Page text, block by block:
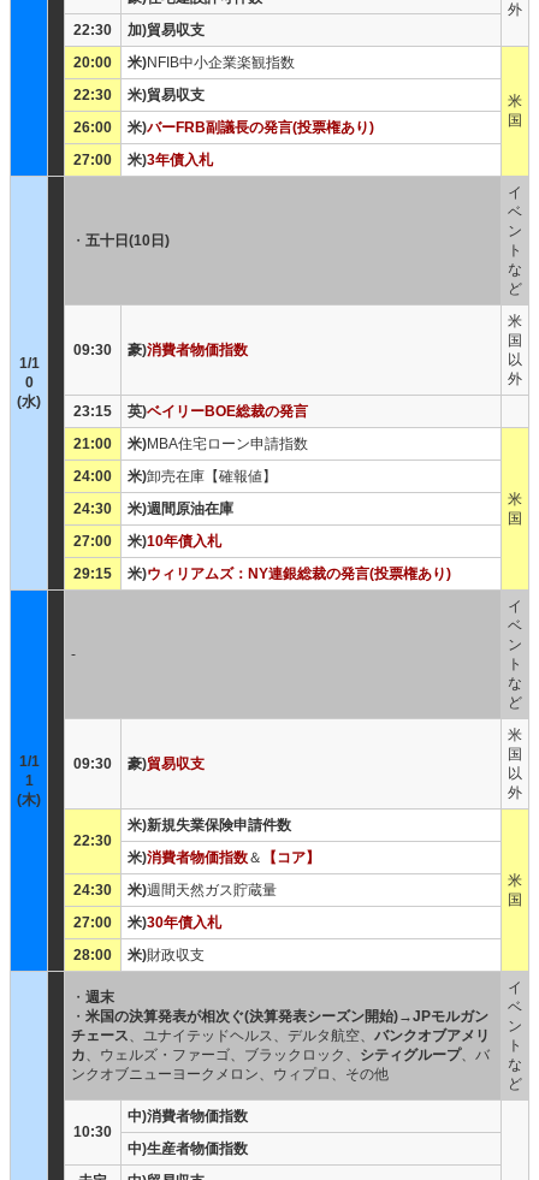
外
22:30
加)貿易収支
20:00
米)NFIB中小企業楽観指数
米
国
22:30
米)貿易収支
26:00
米)バーFRB副議長の発言(投票権あり)
27:00
米)3年債入札
1/1
0
(水)
・ 五十日(10日)
イ
ベ
ン
ト
な
ど
09:30 豪)消費者物価指数
米
国
以
外
23:15
英)ベイリーBOE総裁の発言
21:00
米)MBA住宅ローン申請指数
米
国
24:00 米)卸売在庫【確報値】
24:30
米)週間原油在庫
27:00
米)10年債入札
29:15
米)ウィリアムズ：NY連銀総裁の発言(投票権あり)
1/1
1
(木)
-
イ
ベ
ン
ト
な
ど
09:30 豪)貿易収支
米
国
以
外
22:30
米)新規失業保険申請件数
米
国
米)消費者物価指数＆
【コア】
24:30
米)週間天然ガス貯蔵量
27:00
米)30年債入札
28:00
米)財政収支
・ 週末
・ 米国の決算発表が相次ぐ(決算発表シーズン開始)→JPモルガン
チェース、ユナイテッドヘルス、デルタ航空、 バンクオブアメリ
カ、ウェルズ・ファーゴ、ブラックロック、 シティグループ、バ
ンクオブニューヨークメロン、ウィプロ、その他
イ
ベ
ン
ト
な
ど
10:30
中)消費者物価指数
中)生産者物価指数